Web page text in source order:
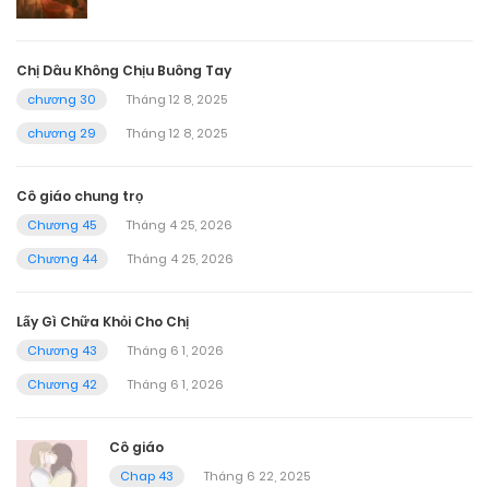
Chị Dâu Không Chịu Buông Tay
chương 30
Tháng 12 8, 2025
chương 29
Tháng 12 8, 2025
Cô giáo chung trọ
Chương 45
Tháng 4 25, 2026
Chương 44
Tháng 4 25, 2026
Lấy Gì Chữa Khỏi Cho Chị
Chương 43
Tháng 6 1, 2026
Chương 42
Tháng 6 1, 2026
Cô giáo
Chap 43
Tháng 6 22, 2025